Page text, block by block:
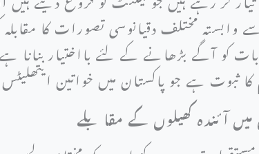
وابستہ مختلف دقیانوسی تصورات کا
کو آگے بڑھانے کے لئے بااختیار بنانا
ثبوت ہے جو پاکستان میں خواتین
میں آئندہ کھیلوں کے مقابلے